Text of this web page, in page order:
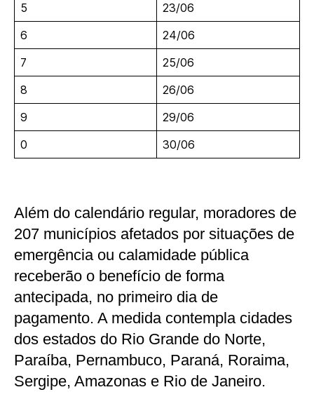
5
23/06
6
24/06
7
25/06
8
26/06
9
29/06
0
30/06
Além do calendário regular, moradores de
207 municípios afetados por situações de
emergência ou calamidade pública
receberão o benefício de forma
antecipada, no primeiro dia de
pagamento. A medida contempla cidades
dos estados do Rio Grande do Norte,
Paraíba, Pernambuco, Paraná, Roraima,
Sergipe, Amazonas e Rio de Janeiro.